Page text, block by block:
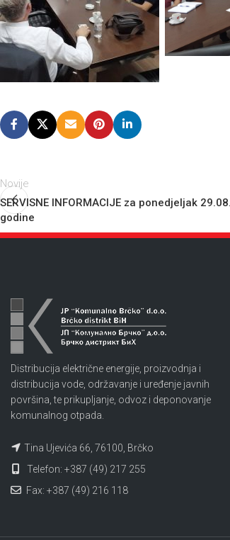
Novije
SERVISNE INFORMACIJE za ponedjeljak
godine
Distribucija električne energije, proizvodnja i
distribucija vode, održavanje i uređenje javnih
površina, te prikupljanje, odvoz i deponovanje
komunalnog otpada.
Tina Ujevića 66, 76100, Brčko
Telefon: +387 (49) 217 255
Fax: +387 (49) 216 118